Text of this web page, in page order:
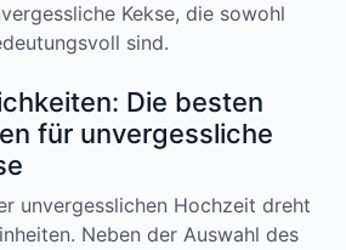
Kekse, die sowohl
sind.
Die besten
für unvergessliche
unvergesslichen Hochzeit dreht
Neben der Auswahl des